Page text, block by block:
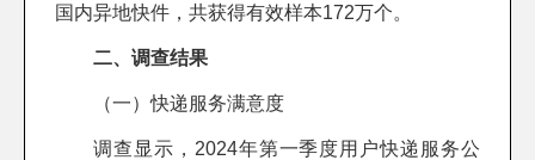
国内异地快件，共获得有效样本172万个。
二、调查结果
（一）快递服务满意度
调查显示，2024年第一季度用户快递服务公